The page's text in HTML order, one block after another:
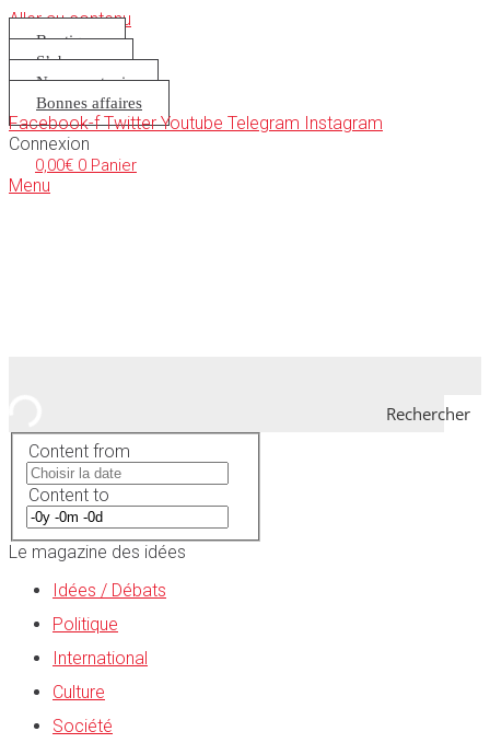
Aller au contenu
Boutique
S’abonner
Nous soutenir
Bonnes affaires
Facebook-f Twitter Youtube Telegram Instagram
Connexion
0,00€ 0 Panier
Menu
Rechercher
Content from
Content to
Le magazine des idées
Idées / Débats
Politique
International
Culture
Société